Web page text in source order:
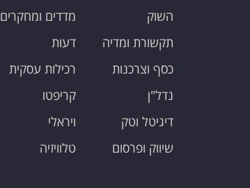
השוק
תקשורת ומדיה
כסף וצרכנות
נדל"ן
דיגיטל וטק
שיווק ופרסום
מדדים ומחקרים
דעות
רכילות עסקית
קריפטו
ויראלי
טלוויזיה